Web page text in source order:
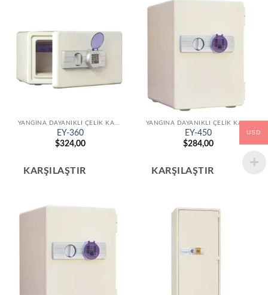
EY-360
$324,00
KARŞILAŞTIR
EY-450
$284,00
KARŞILAŞTIR
USD